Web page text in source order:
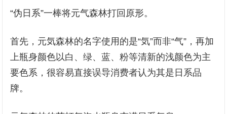
“伪日系”一棒将元气森林打回原形。
首先，元気森林的名字使用的是“気”而非“气”，再加
上瓶身颜色以白、绿、蓝、粉等清新的浅颜色为主
要色系，很容易直接误导消费者认为其是日系品
牌。